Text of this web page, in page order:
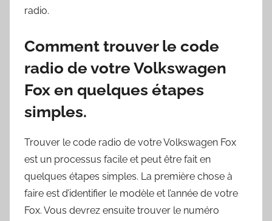
radio.
Comment trouver le code
radio de votre Volkswagen
Fox en quelques étapes
simples.
Trouver le code radio de votre Volkswagen Fox
est un processus facile et peut être fait en
quelques étapes simples. La première chose à
faire est d’identifier le modèle et l’année de votre
Fox. Vous devrez ensuite trouver le numéro